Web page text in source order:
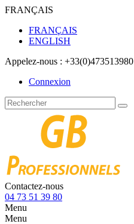
FRANÇAIS
FRANÇAIS
ENGLISH
Appelez-nous : +33(0)473513980
Connexion
Contactez-nous
04 73 51 39 80
Menu
Menu